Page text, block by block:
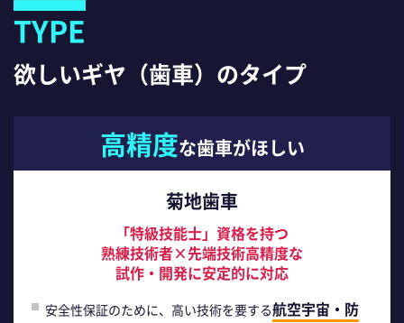
TYPE
欲しいギヤ（歯車）のタイプ
高精度な歯車がほしい
菊地歯車
「特級技能士」資格を持つ
熟練技術者×先端技術高精度な
試作・開発に安定的に対応
安全性保証のために、高い技術を要する航空宇宙・防